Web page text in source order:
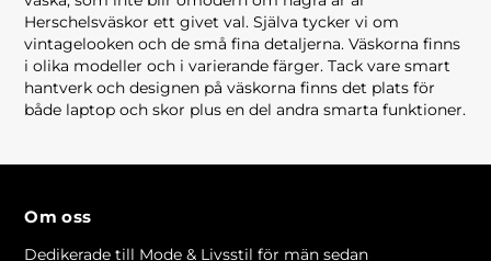
Herschelsväskor ett givet val. Själva tycker vi om
vintagelooken och de små fina detaljerna. Väskorna finns
i olika modeller och i varierande färger. Tack vare smart
hantverk och designen på väskorna finns det plats för
både laptop och skor plus en del andra smarta funktioner.
Om oss
Dedikerade till Mode & Livsstil för män sedan